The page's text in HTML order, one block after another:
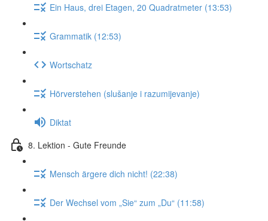
Ein Haus, drei Etagen, 20 Quadratmeter (13:53)
Grammatik (12:53)
Wortschatz
Hörverstehen (slušanje i razumijevanje)
Diktat
8. Lektion - Gute Freunde
Mensch ärgere dich nicht! (22:38)
Der Wechsel vom „Sie“ zum „Du“ (11:58)